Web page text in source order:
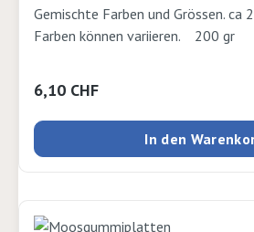
Gemischte Farben und Grössen. ca
Farben können variieren. 200 gr
Regulärer Preis:
6,10 CHF
In den